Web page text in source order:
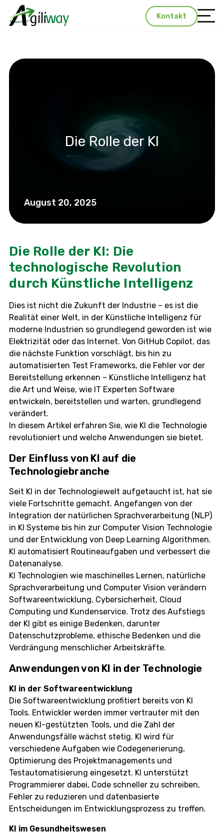
Kontakt
August 20, 2025
Die Rolle der KI
Die Rolle der KI: Die
technologische Revolution
durch Künstliche Intelligenz
Dies ist nicht die Zukunft der Industrie – es ist die
Realität einer Welt, in der Künstliche Intelligenz für
moderne Industrien so grundlegend geworden ist wie
Elektrizität oder das Internet. Von GitHub Copilot, das
die nächste Funktion vorschlägt, bis hin zu
automatisierten Test Frameworks, die Fehler vor der
Bereitstellung erkennen – Künstliche Intelligenz hat
die Art und Weise, wie IT Experten Software
entwickeln, bereitstellen und warten, grundlegend
verändert.
In diesem Artikel erfahren Sie, wie KI die Technologie
revolutioniert und welche Anwendungen sie bietet.
Der Einfluss von KI auf die
Technologiebranche
Seit KI in der Technologiewelt aufgetaucht ist, hat sie
viele Fortschritte gemacht. Angefangen von der
Integration der natürlichen Sprachverarbeitung (NLP)
in KI Systeme bis hin zur Computer Vision Technologie
und der Entwicklung von Deep Learning Algorithmen.
KI automatisiert Routineaufgaben und verbessert die
Datenanalyse.
KI Technologien wie maschinelles Lernen, natürliche
Sprachverarbeitung und Computer Vision verändern
Softwareentwicklung, Cybersicherheit, Cloud
Computing und Kundenservice. Trotz des Aufstiegs
der KI gibt es einige Bedenken, darunter
Datenschutzprobleme, ethische Bedenken und die
Verdrängung menschlicher Arbeitskräfte.
Anwendungen von KI in der Technologie
KI in der Softwareentwicklung
Die Softwareentwicklung profitiert bereits von KI
Tools. Entwickler werden immer vertrauter mit den
neuen KI-gestützten Tools, und die Zahl der
Anwendungsfälle wächst stetig. KI wird für
verschiedene Aufgaben wie Codegenerierung,
Optimierung des Projektmanagements und
Testautomatisierung eingesetzt. KI unterstützt
Programmierer dabei, Code schneller zu schreiben,
Fehler zu reduzieren und datenbasierte
Entscheidungen im Entwicklungsprozess zu treffen.
KI im Gesundheitswesen